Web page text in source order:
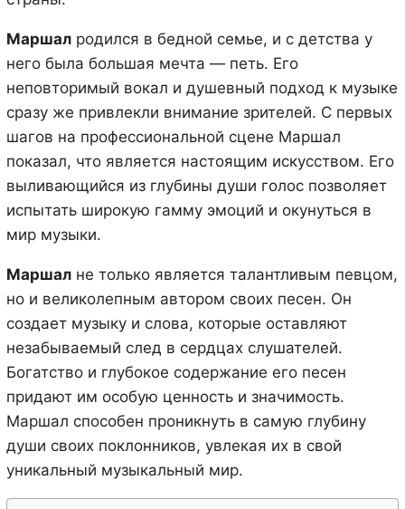
Маршалродился в бедной семье, и с детства у
него была большая мечта — петь. Его
неповторимый вокал и душевный подход к музыке
сразу же привлекли внимание зрителей. С первых
шагов на профессиональной сцене Маршал
показал, что является настоящим искусством. Его
выливающийся из глубины души голос позволяет
испытать широкую гамму эмоций и окунуться в
мир музыки.
Маршалне только является талантливым певцом,
но и великолепным автором своих песен. Он
создает музыку и слова, которые оставляют
незабываемый след в сердцах слушателей.
Богатство и глубокое содержание его песен
придают им особую ценность и значимость.
Маршал способен проникнуть в самую глубину
души своих поклонников, увлекая их в свой
уникальный музыкальный мир.